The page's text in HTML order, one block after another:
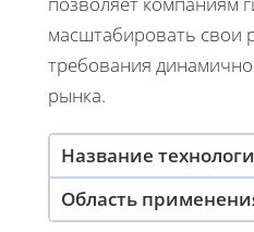
масштабировать свои
требования
рынка.
Название
Область